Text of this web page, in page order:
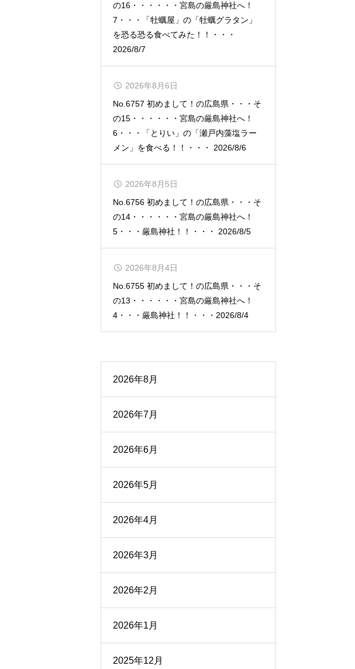
の16・・・・・・宮島の厳島神社へ！
7・・・「牡蠣屋」の「牡蠣グラタン」
を恐る恐る食べてみた！！・・・
2026/8/7
No.6757 初めまして！の広島県・・・そ
の15・・・・・・宮島の厳島神社へ！
6・・・「とりい」の「瀬戸内藻塩ラー
メン」を食べる！！・・・ 2026/8/6
2026年8月6日
No.6756 初めまして！の広島県・・・そ
の14・・・・・・宮島の厳島神社へ！
5・・・厳島神社！！・・・ 2026/8/5
2026年8月5日
No.6755 初めまして！の広島県・・・そ
の13・・・・・・宮島の厳島神社へ！
4・・・厳島神社！！・・・2026/8/4
2026年8月4日
2026年8月
2026年7月
2026年6月
2026年5月
2026年4月
2026年3月
2026年2月
2026年1月
2025年12月